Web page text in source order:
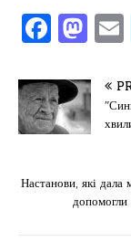
F
a
c
e
b
o
o
M
a
st
o
d
o
n
Настанови, які дала